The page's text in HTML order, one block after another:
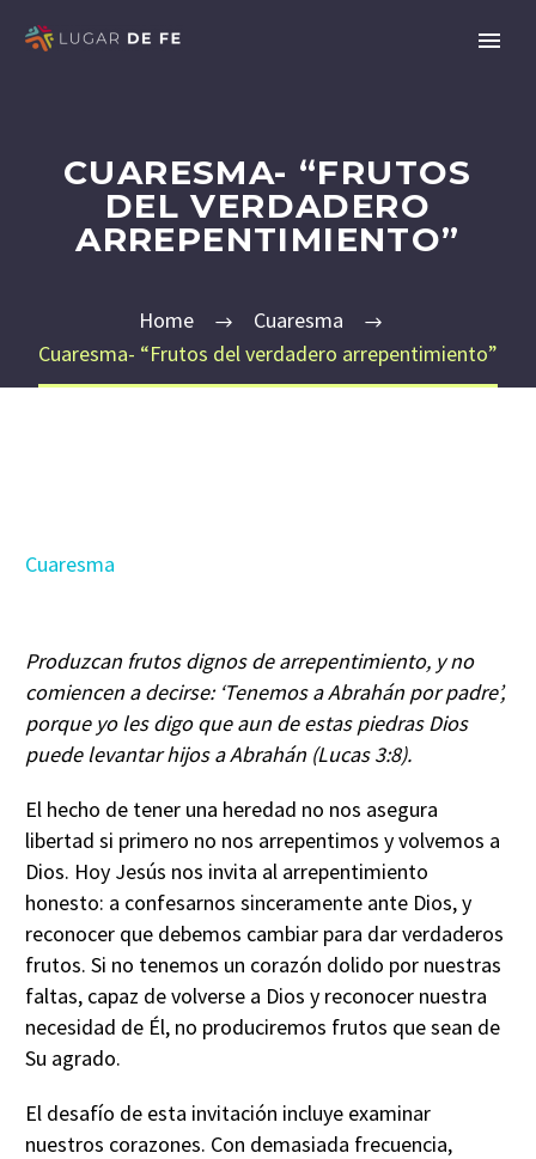
CUARESMA- “FRUTOS
DEL VERDADERO
ARREPENTIMIENTO”
Home
Cuaresma
Cuaresma- “Frutos del verdadero arrepentimiento”
Cuaresma
Produzcan frutos dignos de arrepentimiento, y no
comiencen a decirse: ‘Tenemos a Abrahán por padre’,
porque yo les digo que aun de estas piedras Dios
puede levantar hijos a Abrahán (Lucas 3:8).
El hecho de tener una heredad no nos asegura
libertad si primero no nos arrepentimos y volvemos a
Dios. Hoy Jesús nos invita al arrepentimiento
honesto: a confesarnos sinceramente ante Dios, y
reconocer que debemos cambiar para dar verdaderos
frutos. Si no tenemos un corazón dolido por nuestras
faltas, capaz de volverse a Dios y reconocer nuestra
necesidad de Él, no produciremos frutos que sean de
Su agrado.
El desafío de esta invitación incluye examinar
nuestros corazones. Con demasiada frecuencia,